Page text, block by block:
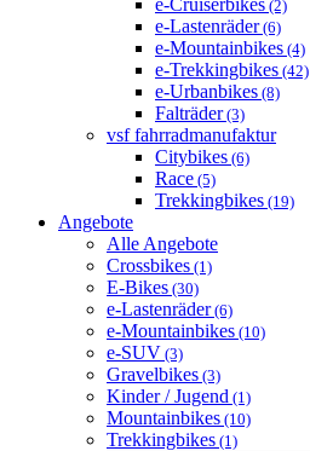
e-Cruiserbikes (2)
e-Lastenräder(6)
e-Mountainbikes (4)
e-Trekkingbikes (42)
e-Urbanbikes (8)
Falträder(3)
vsf fahrradmanufaktur
Citybikes (6)
Race (5)
Trekkingbikes (19)
Angebote
Alle Angebote
Crossbikes (1)
E-Bikes (30)
e-Lastenräder(6)
e-Mountainbikes (10)
e-SUV (3)
Gravelbikes (3)
Kinder / Jugend (1)
Mountainbikes (10)
Trekkingbikes (1)